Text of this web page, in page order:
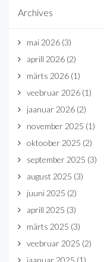
Archives
mai 2026 (3)
aprill 2026 (2)
märts 2026 (1)
veebruar 2026 (1)
jaanuar 2026 (2)
november 2025 (1)
oktoober 2025 (2)
september 2025 (3)
august 2025 (3)
juuni 2025 (2)
aprill 2025 (3)
märts 2025 (3)
veebruar 2025 (2)
jaanuar 2025 (1)